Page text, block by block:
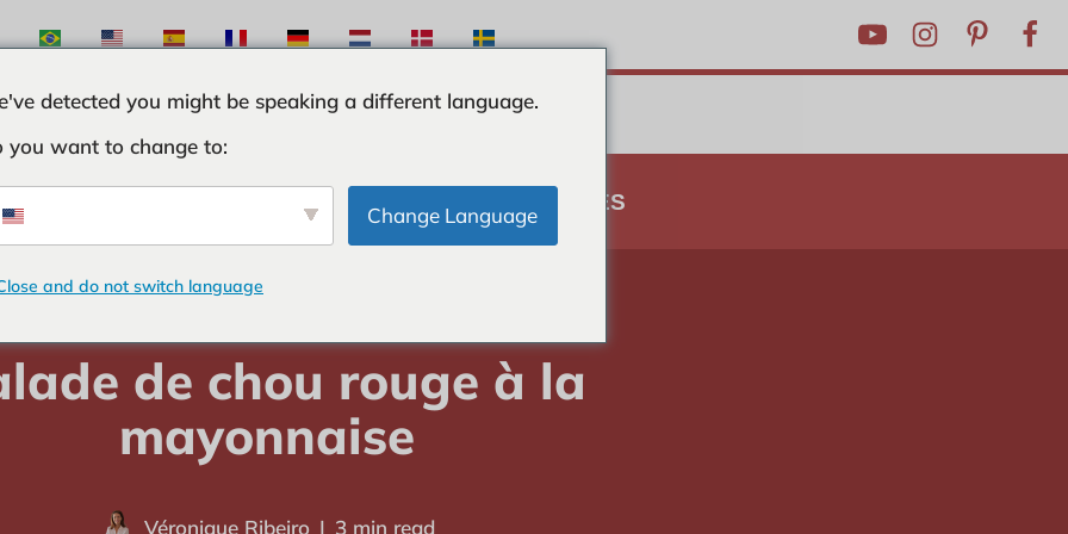
TRUCS ET ASTUCES
domicile-SALADES-Salade de chou rouge à la mayonnaise
de chou rouge à la
mayonnaise
Véronique Ribeiro 3 min read
detected you might be speaking a different language.
you want to change to:
Change Language
and do not switch language